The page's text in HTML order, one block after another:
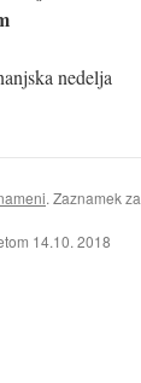
nedelja
. Zaznamek za
14.10. 2018